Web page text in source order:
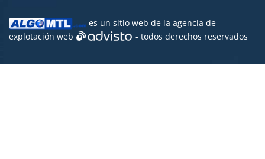
es un sitio web de la agencia de
explotación web
- todos derechos reservados